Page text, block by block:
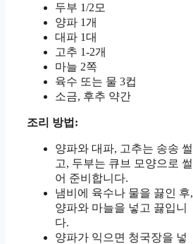
두부 1/2모
양파 1개
대파 1대
고추 1-2개
마늘 2쪽
육수 또는 물 3컵
소금, 후추 약간
조리 방법:
양파와 대파, 고추는 송송 썰
고, 두부는 큐브 모양으로 썰
어 준비합니다.
냄비에 육수나 물을 끓인 후,
양파와 마늘을 넣고 끓입니
다.
양파가 익으면 청국장을 넣